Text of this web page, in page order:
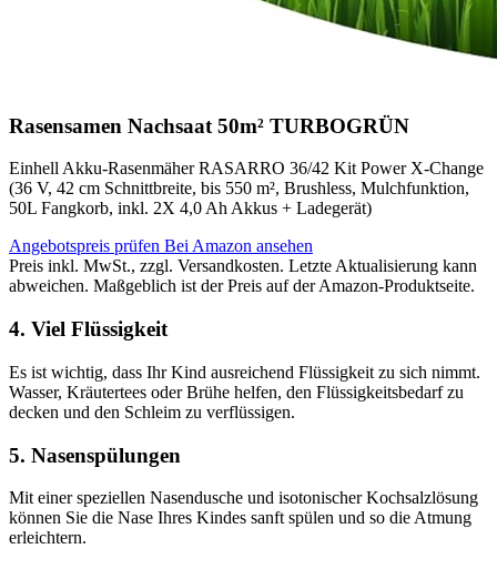
Rasensamen Nachsaat 50m² TURBOGRÜN
Einhell Akku-Rasenmäher RASARRO 36/42 Kit Power X-Change
(36 V, 42 cm Schnittbreite, bis 550 m², Brushless, Mulchfunktion,
50L Fangkorb, inkl. 2X 4,0 Ah Akkus + Ladegerät)
Angebotspreis prüfen Bei Amazon ansehen
Preis inkl. MwSt., zzgl. Versandkosten. Letzte Aktualisierung kann
abweichen. Maßgeblich ist der Preis auf der Amazon-Produktseite.
4. Viel Flüssigkeit
Es ist wichtig, dass Ihr Kind ausreichend Flüssigkeit zu sich nimmt.
Wasser, Kräutertees oder Brühe helfen, den Flüssigkeitsbedarf zu
decken und den Schleim zu verflüssigen.
5. Nasenspülungen
Mit einer speziellen Nasendusche und isotonischer Kochsalzlösung
können Sie die Nase Ihres Kindes sanft spülen und so die Atmung
erleichtern.